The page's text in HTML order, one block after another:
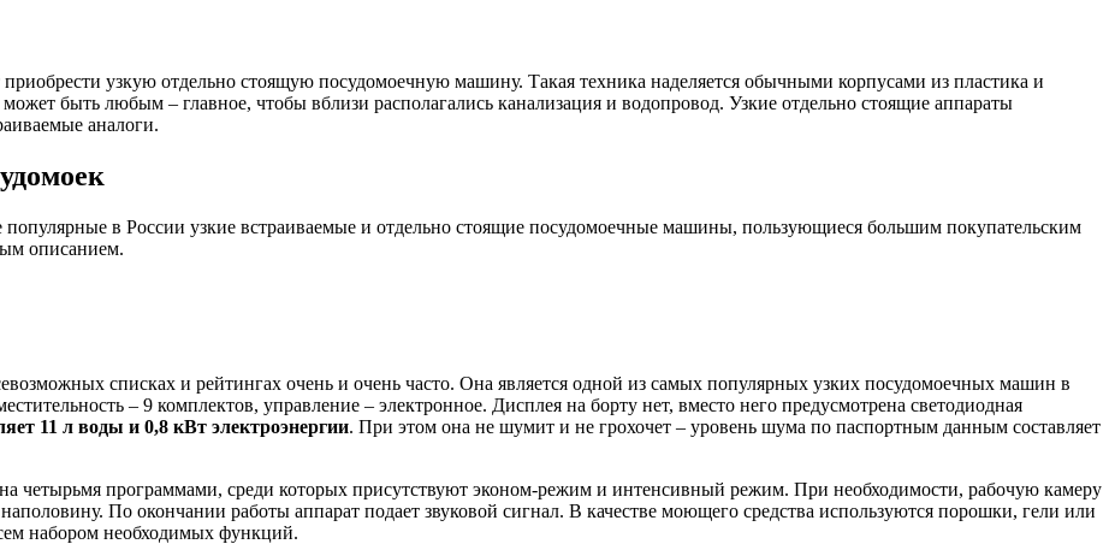
приобрести узкую отдельно стоящую посудомоечную машину. Такая техника наделяется обычными корпусами из пластика и
быть любым – главное, чтобы вблизи располагались канализация и водопровод. Узкие отдельно стоящие аппараты
аналоги.
в России узкие встраиваемые и отдельно стоящие посудомоечные машины, пользующиеся большим покупательским
описанием.
списках и рейтингах очень и очень часто. Она является одной из самых популярных узких посудомоечных машин в
– 9 комплектов, управление – электронное. Дисплея на борту нет, вместо него предусмотрена светодиодная
11 л воды и 0,8 кВт электроэнергии. При этом она не шумит и не грохочет – уровень шума по паспортным данным составляет
четырьмя программами, среди которых присутствуют эконом-режим и интенсивный режим. При необходимости, рабочую камеру
По окончании работы аппарат подает звуковой сигнал. В качестве моющего средства используются порошки, гели или
набором необходимых функций.